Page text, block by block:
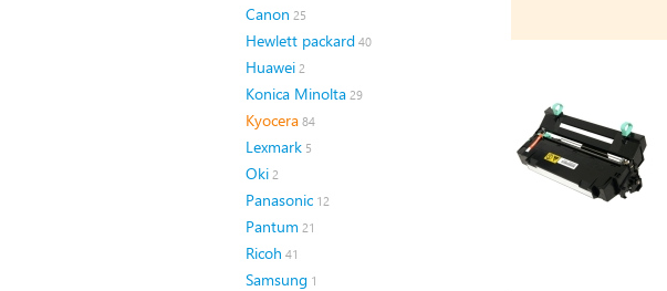
Canon 25
Hewlett packard 40
Huawei 2
Konica Minolta 29
Kyocera 84
Lexmark 5
Oki 2
Panasonic 12
Pantum 21
Ricoh 41
Samsung 1